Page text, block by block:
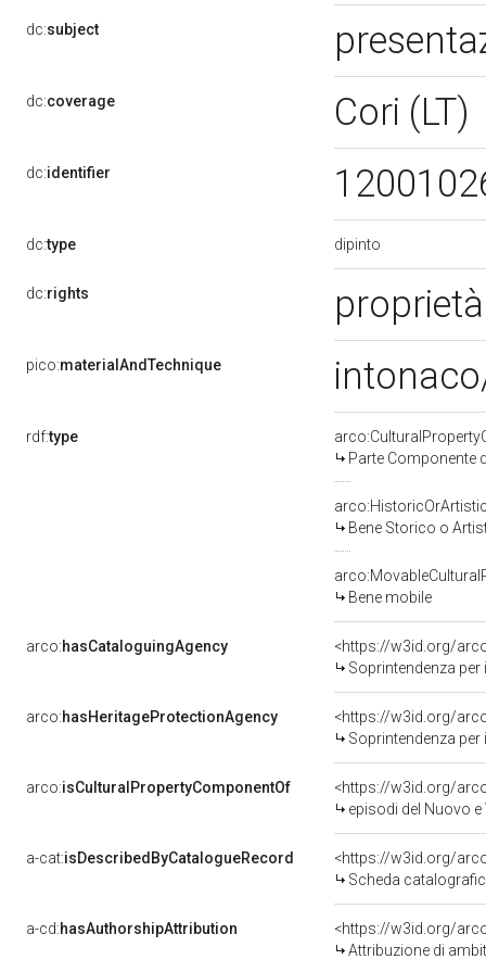
dc:subject
dc:coverage Cori (LT)
dc:identifier
dc:type dipinto
dc:rights
pico:materialAndTechnique
rdf:type
Parte Componente
Bene Storico o
Bene mobile
arco:hasCataloguingAgency
<https://w3id.org/
Soprintendenza
arco:hasHeritageProtectionAgency
<https://w3id.org/
Soprintendenza per i
arco:isCulturalPropertyComponentOf
<https://w3id.org/
episodi del Nuovo
a-cat:isDescribedByCatalogueRecord
<https://w3id.org/
Scheda
a-cd:hasAuthorshipAttribution
Attribuzione di